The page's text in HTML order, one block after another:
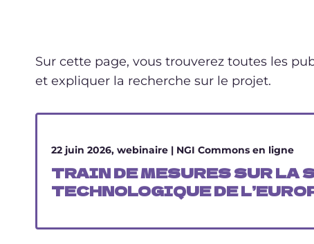
Sur cette page, vous trouverez toutes les
et expliquer la recherche sur le projet.
22 juin 2026, webinaire | NGI Commons en ligne
TRAIN DE MESURES SUR LA
TECHNOLOGIQUE DE